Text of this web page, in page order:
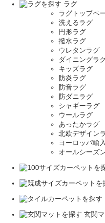
ラグ
ラグトップペ
洗えるラグ
円形ラグ
撥水ラグ
ウレタンラグ
ダイニングラ
キッズラグ
防炎ラグ
防音ラグ
防ダニラグ
シャギーラグ
ウールラグ
あったかラグ
北欧デザイン
ヨーロッパ輸
オールシーズ
玄関